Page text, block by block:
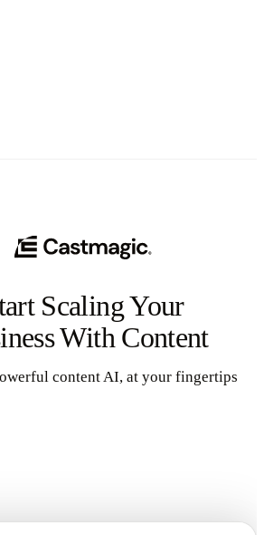
Scaling Your
With Content
content AI, at your fingertips